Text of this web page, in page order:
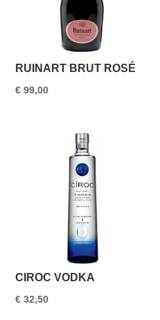
RUINART BRUT ROSÉ
€ 99,00
CIROC VODKA
€ 32,50